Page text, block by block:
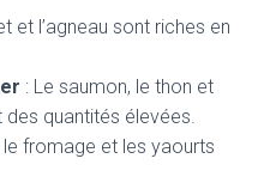
et l’agneau sont riches en
: Le saumon, le thon et
quantités élevées.
le fromage et les yaourts